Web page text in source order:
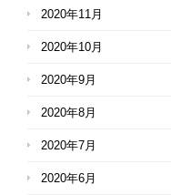
2020年11月
2020年10月
2020年9月
2020年8月
2020年7月
2020年6月